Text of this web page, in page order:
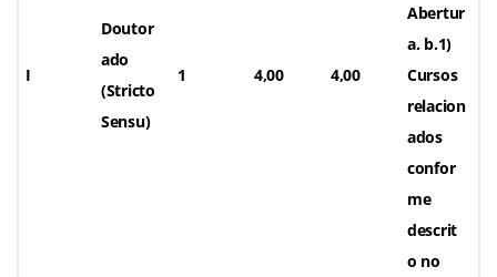
I
Doutor
ado
(Stricto
Sensu)
1 4,00 4,00
Abertur
a. b.1)
Cursos
relacion
ados
confor
me
descrit
o no